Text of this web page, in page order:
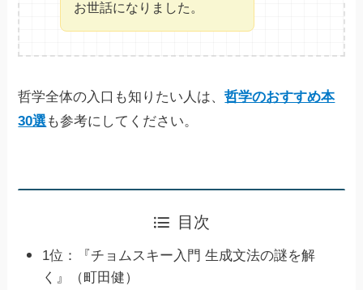
お世話になりました。
哲学全体の入口も知りたい人は、哲学のおすすめ本
30選 も参考にしてください。
目次
1位：『チョムスキー入門 生成文法の謎を解
く』（町田健）